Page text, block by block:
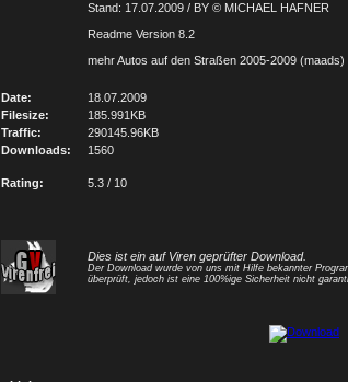
Stand: 17.07.2009 / BY © MICHAEL HAFNER
Readme Version 8.2
mehr Autos auf den Straßen 2005-2009 (maads)
Date:
18.07.2009
Filesize:
185.991KB
Traffic:
290145.96KB
Downloads:
1560
Rating: 5.3 / 10
Dies ist ein auf Viren geprüfter Download.
Der Download wurde von uns mit Hilfe bekannter
überprüft, jedoch ist eine 100%ige Sicherheit nicht